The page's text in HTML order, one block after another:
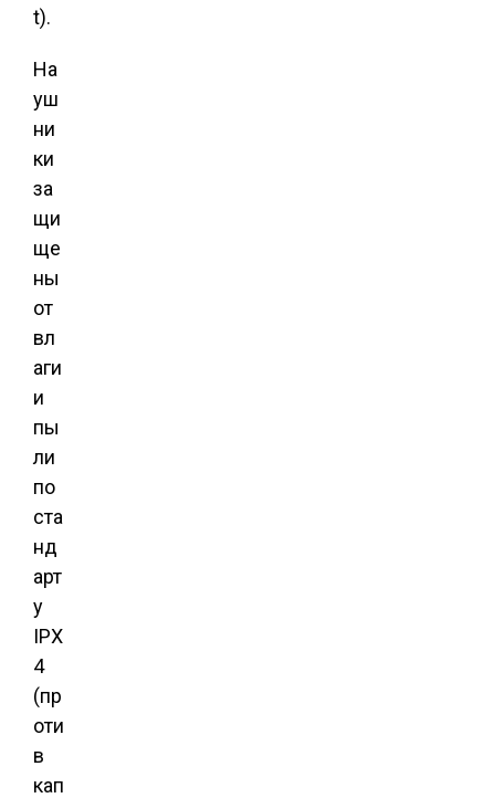
t).
На
уш
ни
ки
за
щи
ще
ны
от
вл
аги
и
пы
ли
по
ста
нд
арт
у
IPX
4
(пр
оти
в
кап